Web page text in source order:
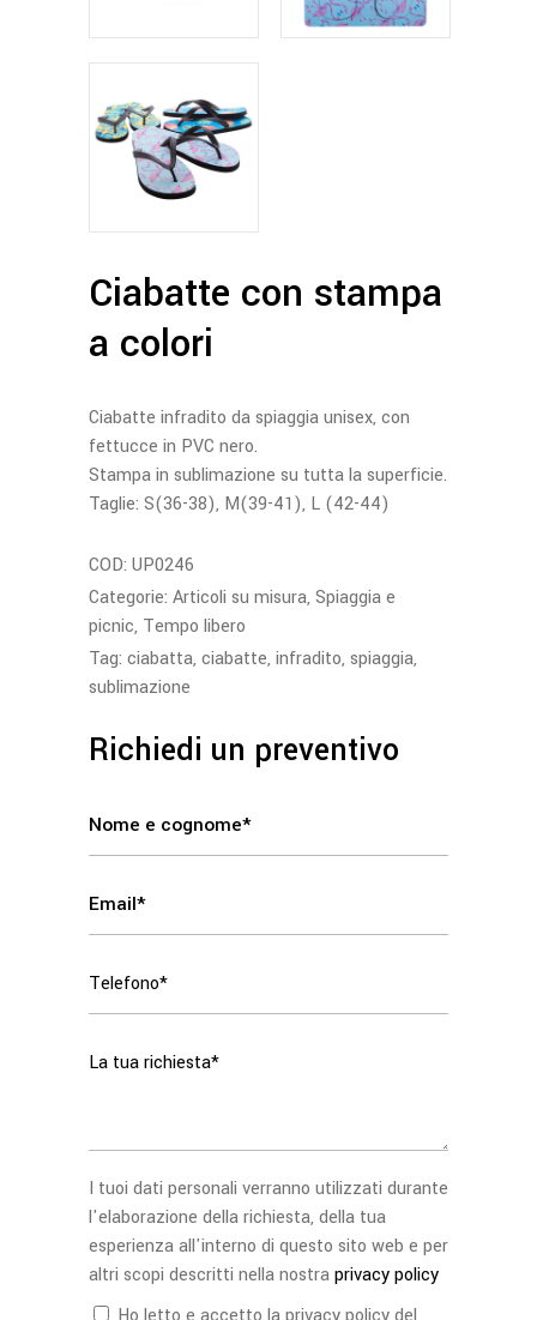
Ciabatte con stampa
a colori
Ciabatte infradito da spiaggia unisex, con
fettucce in PVC nero.
Stampa in sublimazione su tutta la superficie.
Taglie: S(36-38), M(39-41), L (42-44)
COD: UP0246
Categorie: Articoli su misura, Spiaggia e
picnic, Tempo libero
Tag: ciabatta, ciabatte, infradito, spiaggia,
sublimazione
Richiedi un preventivo
I tuoi dati personali verranno utilizzati durante
l'elaborazione della richiesta, della tua
esperienza all'interno di questo sito web e per
altri scopi descritti nella nostraprivacy policy